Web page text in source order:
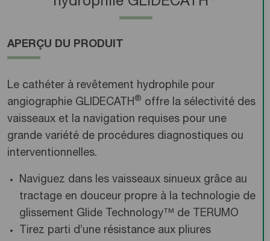
APERÇU DU PRODUIT
Le cathéter à revêtement hydrophile pour
angiographie GLIDECATH® offre la sélectivité des
vaisseaux et la navigation requises pour une
grande variété de procédures diagnostiques ou
interventionnelles.
Naviguez dans les vaisseaux sinueux grâce au
tractage en douceur propre à la technologie de
glissement Glide Technology™ de TERUMO
Tirez parti d’une résistance aux pliures